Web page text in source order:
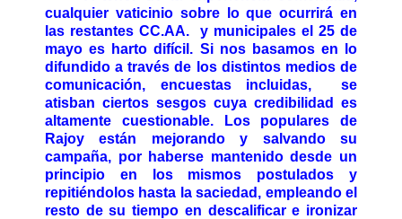
cualquier vaticinio sobre lo que ocurrirá en
las restantes CC.AA. y municipales el 25 de
mayo es harto difícil. Si nos basamos en lo
difundido a través de los distintos medios de
comunicación, encuestas incluidas, se
atisban ciertos sesgos cuya credibilidad es
altamente cuestionable. Los populares de
Rajoy están mejorando y salvando su
campaña, por haberse mantenido desde un
principio en los mismos postulados y
repitiéndolos hasta la saciedad, empleando el
resto de su tiempo en descalificar e ironizar